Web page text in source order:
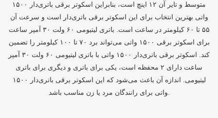
متوسط ​​و تایر آن ۱۲ اینچ است، بنابراین اسکوتر برقی باتری‌دار ۱۵۰۰
واتی بهترین انتخاب برای این اسکوتر برقی باتری‌دار است و سرعت آن
۵۵ تا ۶۰ کیلومتر در ساعت است. باتری لیتیومی ۶۰ ولت ۳۰ آمپر ساعت
برای اسکوتر برقی ۱۵۰۰ واتی می‌تواند برد ۷۰ تا ۱۰۰ کیلومتر را تضمین
کند. اسکوتر برقی باتری‌دار ۱۵۰۰ واتی با باتری لیتیومی ۶۰ ولت ۳۰ آمپر
ساعت دارای ۲ محفظه است، یکی برای باتری و دیگری برای باتری
لیتیومی. اندازه آن باعث می‌شود که این اسکوتر برقی باتری‌دار ۱۵۰۰